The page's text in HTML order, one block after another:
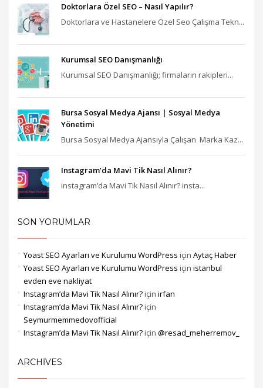
Doktorlara Özel SEO – Nasıl Yapılır?
Doktorlara ve Hastanelere Özel Seo Çalışma Tekn...
Kurumsal SEO Danışmanlığı
Kurumsal SEO Danışmanlığı; firmaların rakipleri...
Bursa Sosyal Medya Ajansı‎ | Sosyal Medya
Yönetimi
Bursa Sosyal Medya Ajansıyla Çalışan Marka Kaz...
Instagram’da Mavi Tik Nasıl Alınır?
instagram’da Mavi Tik Nasıl Alınır? insta...
SON YORUMLAR
Yoast SEO Ayarları ve Kurulumu WordPress için Aytaç Haber
Yoast SEO Ayarları ve Kurulumu WordPress için istanbul
evden eve nakliyat
Instagram’da Mavi Tik Nasıl Alınır?için irfan
Instagram’da Mavi Tik Nasıl Alınır?için
Seymurmemmedovofficial
Instagram’da Mavi Tik Nasıl Alınır?için @resad_meherremov_
ARCHIVES